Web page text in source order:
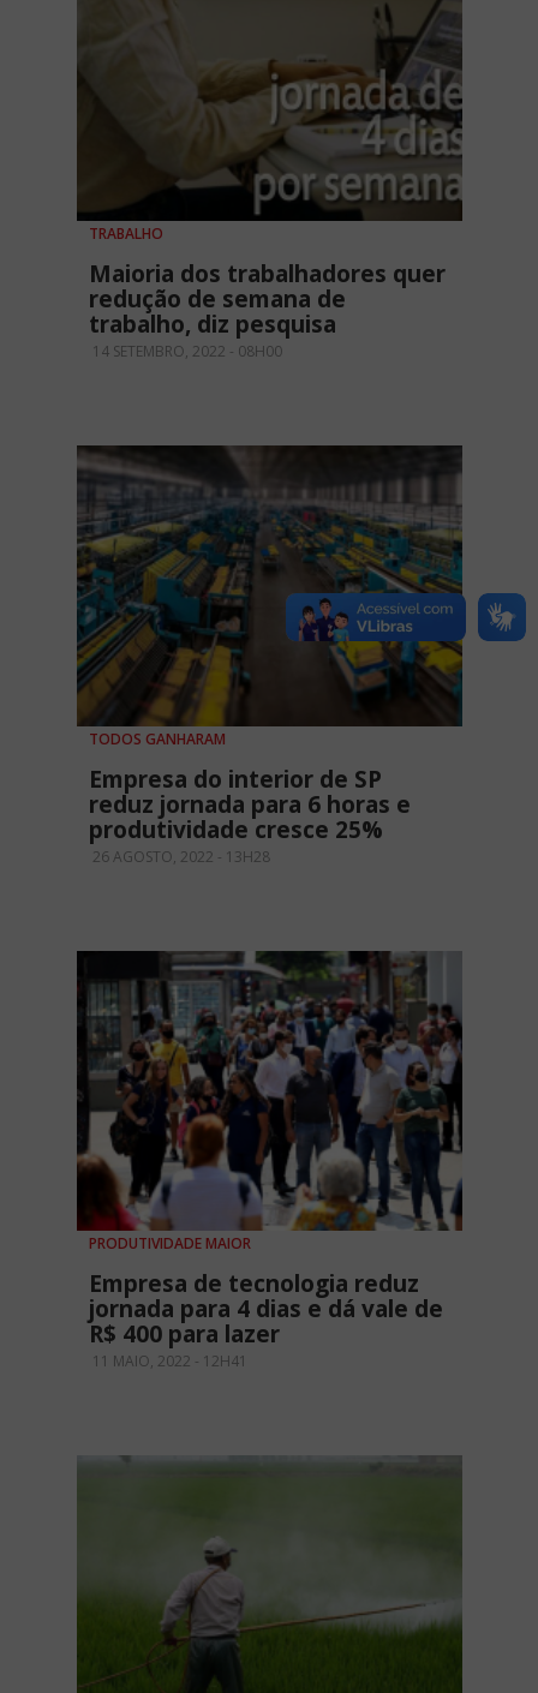
TRABALHO
Maioria dos trabalhadores quer
redução de semana de
trabalho, diz pesquisa
14 SETEMBRO, 2022 - 08H00
TODOS GANHARAM
Empresa do interior de SP
reduz jornada para 6 horas e
produtividade cresce 25%
26 AGOSTO, 2022 - 13H28
PRODUTIVIDADE MAIOR
Empresa de tecnologia reduz
jornada para 4 dias e dá vale de
R$ 400 para lazer
11 MAIO, 2022 - 12H41